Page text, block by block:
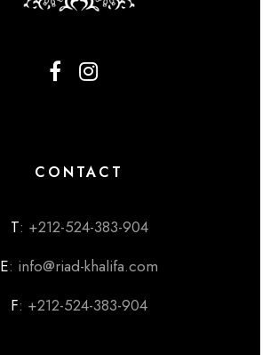
CONTACT
T: +212-524-383-904
E: info@riad-khalifa.com
F: +212-524-383-904